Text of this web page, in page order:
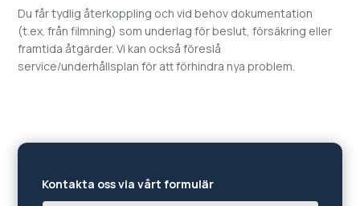
Du får tydlig återkoppling och vid behov dokumentation
(t.ex. från filmning) som underlag för beslut, försäkring eller
framtida åtgärder. Vi kan också föreslå
service/underhållsplan för att förhindra nya problem.
Kontakta oss via vårt formulär